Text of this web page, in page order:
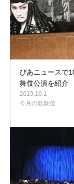
ぴあニュースで
舞伎公演を紹介
2019.10.1
今月の歌舞伎